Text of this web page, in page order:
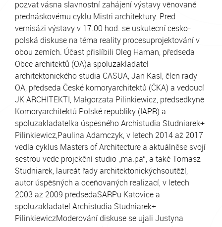
pozvat vásna slavnostní zahájení výstavy věnované
přednáškovému cyklu Mistři architektury. Před
vernisáži výstavy v 17.00 hod. se uskuteční česko-
polská diskuse na téma reality procesuprojektování v
obou zemích. Účast přislíbili Oleg Haman, předseda
Obce architektů (OA)a spoluzakladatel
architektonického studia CASUA, Jan Kasl, člen rady
OA, předseda České komoryarchitektů (ČKA) a vedoucí
JK ARCHITEKTI, Małgorzata Pilinkiewicz, předsedkyně
Komoryarchitektů Polské republiky (IAPR) a
spoluzakladatelka úspěšného Archistudia Studniarek+
Pilinkiewicz,Paulina Adamczyk, v letech 2014 až 2017
vedla cyklus Masters of Architecture a aktuálněse svojí
sestrou vede projekční studio „ma.pa“, a také Tomasz
Studniarek, laureát řady architektonickýchsoutěží,
autor úspěšných a oceňovaných realizací, v letech
2003 až 2009 předsedaSARPu Katovice a
spoluzakladatel Archistudia Studniarek+
PilinkiewiczModerování diskuse se ujali Justyna